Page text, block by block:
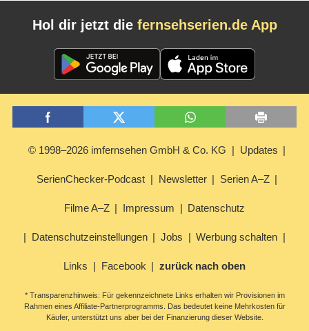
Hol dir jetzt die fernsehserien.de App
© 1998–2026 imfernsehen GmbH & Co. KG Updates
SerienChecker-Podcast Newsletter Serien A–Z
Filme A–Z Impressum Datenschutz
Datenschutzeinstellungen Jobs Werbung schalten
Links Facebook zurück nach oben
* Transparenzhinweis: Für gekennzeichnete Links erhalten wir Provisionen im
Rahmen eines Affiliate-Partnerprogramms. Das bedeutet keine Mehrkosten für
Käufer, unterstützt uns aber bei der Finanzierung dieser Website.